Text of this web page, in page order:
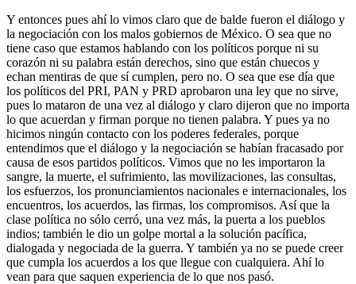
Y entonces pues ahí lo vimos claro que de balde fueron el diálogo y
la negociación con los malos gobiernos de México. O sea que no
tiene caso que estamos hablando con los políticos porque ni su
corazón ni su palabra están derechos, sino que están chuecos y
echan mentiras de que sí cumplen, pero no. O sea que ese día que
los políticos del PRI, PAN y PRD aprobaron una ley que no sirve,
pues lo mataron de una vez al diálogo y claro dijeron que no importa
lo que acuerdan y firman porque no tienen palabra. Y pues ya no
hicimos ningún contacto con los poderes federales, porque
entendimos que el diálogo y la negociación se habían fracasado por
causa de esos partidos políticos. Vimos que no les importaron la
sangre, la muerte, el sufrimiento, las movilizaciones, las consultas,
los esfuerzos, los pronunciamientos nacionales e internacionales, los
encuentros, los acuerdos, las firmas, los compromisos. Así que la
clase política no sólo cerró, una vez más, la puerta a los pueblos
indios; también le dio un golpe mortal a la solución pacífica,
dialogada y negociada de la guerra. Y también ya no se puede creer
que cumpla los acuerdos a los que llegue con cualquiera. Ahí lo
vean para que saquen experiencia de lo que nos pasó.